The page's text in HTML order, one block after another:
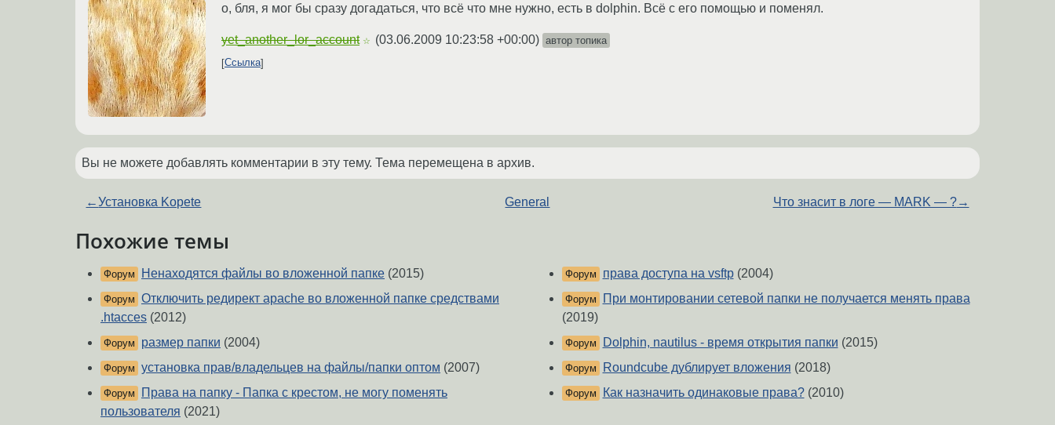
о, бля, я мог бы сразу догадаться, что всё что мне нужно, есть в dolphin. Всё с его помощью и поменял.
yet_another_lor_account ☆ (03.06.2009 10:23:58 +00:00) автор топика
Ссылка
Вы не можете добавлять комментарии в эту тему. Тема перемещена в архив.
←Установка Kopete General Что знасит в логе — MARK — ?→
Похожие темы
Форум Ненаходятся файлы во вложенной папке (2015)
Форум Отключить редирект apache во вложенной папке средствами
.htacces (2012)
Форум размер папки (2004)
Форум установка прав/владельцев на файлы/папки оптом (2007)
Форум
Права на папку - Папка с крестом, не могу поменять
пользователя (2021)
Форум права доступа на vsftp(2004)
Форум
При монтировании сетевой папки не получается менять права
(2019)
Форум Dolphin, nautilus - время открытия папки (2015)
Форум Roundcube дублирует вложения (2018)
Форум Как назначить одинаковые права?(2010)